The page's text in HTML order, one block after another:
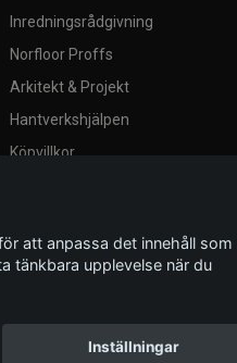
Inredningsrådgivning
Norfloor Proffs
Arkitekt & Projekt
Hantverkshjälpen
Köpvillkor
Provplattor
att anpassa det innehåll som
tänkbara upplevelse när du
Inställningar